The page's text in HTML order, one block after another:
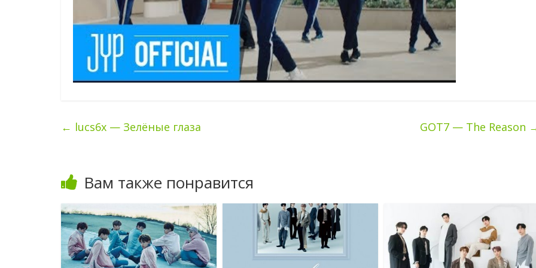
← lucs6x — Зелёные глаза GOT7 — The Reason
Вам также понравится